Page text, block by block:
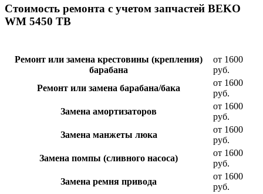
Стоимость ремонта с учетом запчастей BEKO
WM 5450 TB
Ремонт или замена крестовины (крепления)
барабана
от 1600
руб.
Ремонт или замена барабана/бака
от 1600
руб.
Замена амортизаторов
от 1600
руб.
Замена манжеты люка
от 1600
руб.
Замена помпы (сливного насоса)
от 1600
руб.
Замена ремня привода
от 1600
руб.